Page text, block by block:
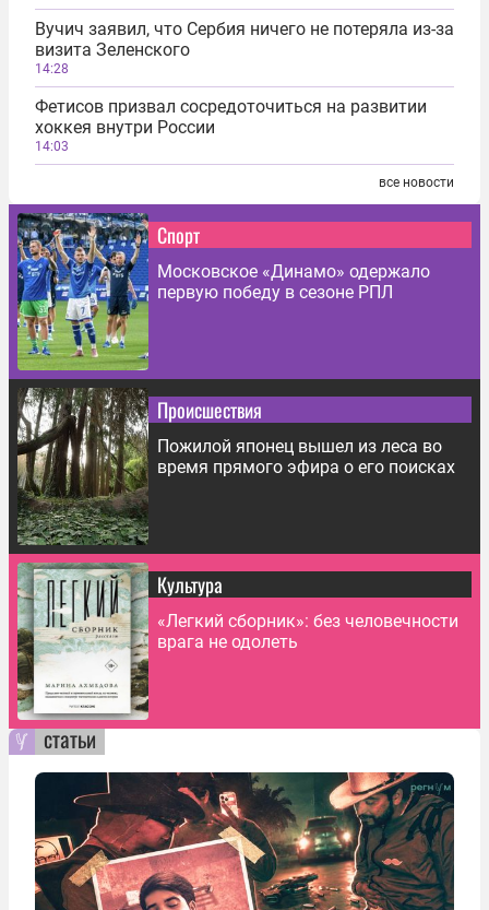
Вучич заявил, что Сербия ничего не потеряла из-за
визита Зеленского
14:28
Фетисов призвал сосредоточиться на развитии
хоккея внутри России
14:03
все новости
Спорт
Московское «Динамо» одержало
первую победу в сезоне РПЛ
Происшествия
Пожилой японец вышел из леса во
время прямого эфира о его поисках
Культура
«Легкий сборник»: без человечности
врага не одолеть
статьи